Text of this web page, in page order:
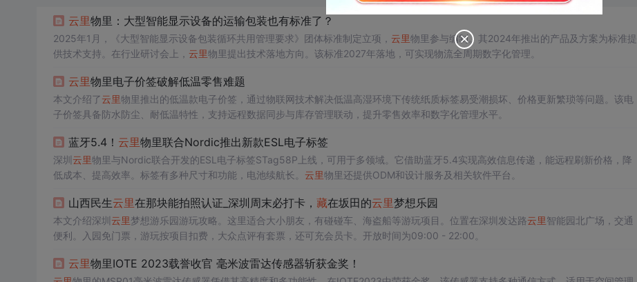
云里物里：大型智能显示设备的运输包装也有标准了？
2025年1月，《大型智能显示设备包装循环共用管理要求》团体标准制定立项， 云里物里参与编制。其2024年推出的产品及方案为标准提
供技术支持。在行业研讨会上， 云里物里提出技术落地方向。该标准2027年落地，可实现物流全周期数字化管理。
云里物里电子价签破解低温零售难题
本文介绍了云里物里推出的低温款电子价签，通过物联网技术解决低温高湿环境下传统纸质标签易受潮损坏、价格更新繁琐等问题。该电
子价签具备防水防尘、耐低温特性，支持远程数据同步与库存管理联动，提升零售效率和数字化管理水平。
蓝牙5.4！ 云里物里联合Nordic推出新款ESL电子标签
深圳 云里物里与Nordic联合开发的ESL电子标签STag58P上线，可用于多领域。它借助蓝牙5.4实现高效信息传递，能远程刷新价格，降
低成本、提高效率。标签有多种尺寸和功能，电池续航长。 云里物里还提供ODM和设计服务及相关软件平台。
山西民生云里在那块能拍照认证_深圳周末必打卡， 藏在坂田的云里梦想乐园
本文介绍深圳 云里梦想游乐园游玩攻略。这里适合大小朋友，有碰碰车、海盗船等游玩项目。位置在深圳发达路云里智能园北广场，交通
便利。入园免门票，游玩按项目扣费，大众点评有套票，还可充会员卡。开放时间为09:00 - 22:00。
云里物里IOTE 2023载誉收官 毫米波雷达传感器斩获金奖！